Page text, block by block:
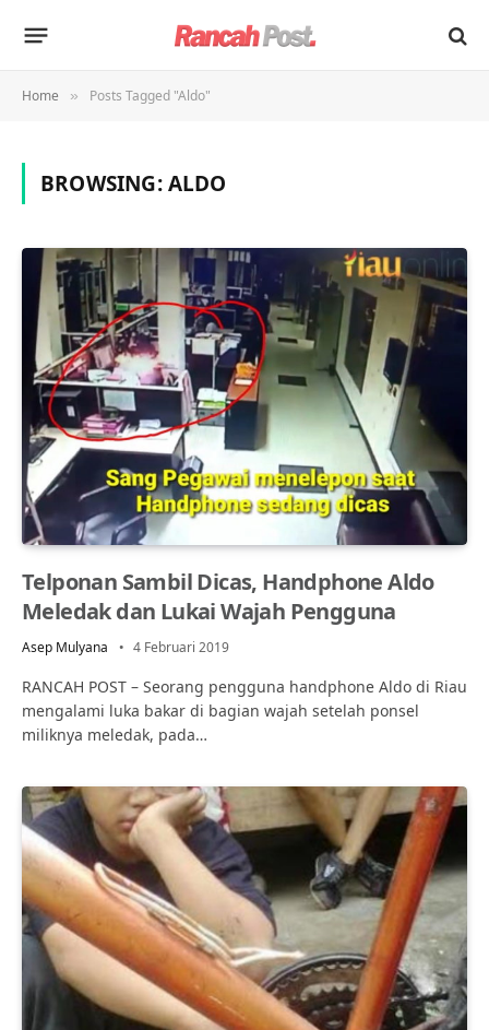
Home » Posts Tagged "Aldo"
BROWSING:ALDO
Telponan Sambil Dicas, Handphone Aldo
Meledak dan Lukai Wajah Pengguna
Asep Mulyana 4 Februari 2019
RANCAH POST – Seorang pengguna handphone Aldo di Riau
mengalami luka bakar di bagian wajah setelah ponsel
miliknya meledak, pada…